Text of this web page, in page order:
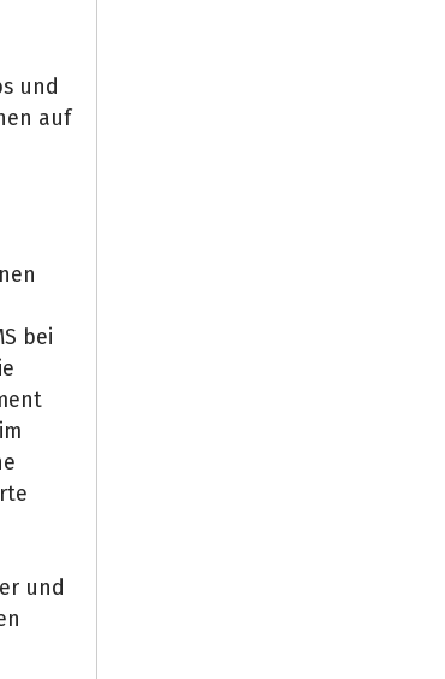
und
auf
bei
und